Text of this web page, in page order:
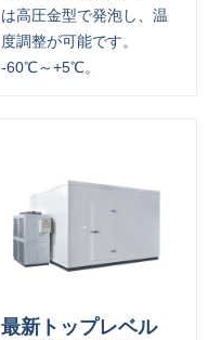
は高圧金型で発泡し、温
度調整が可能です。
-60℃～+5℃。
最新トップレベル